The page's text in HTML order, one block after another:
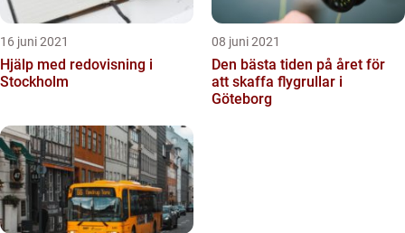
16 juni 2021
Hjälp med redovisning i
Stockholm
08 juni 2021
Den bästa tiden på året för
att skaffa flygrullar i
Göteborg